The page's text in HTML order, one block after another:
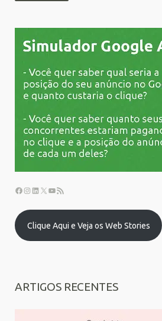
Clique Aqui e Veja os Web Stories
ARTIGOS RECENTES